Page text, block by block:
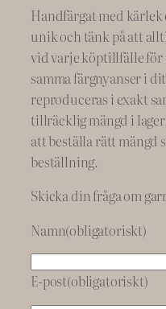
Handfärgat med kärlek
unik och tänk på att
vid varje köptillfälle för
samma färgnyanser i
reproduceras i exakt
tillräcklig mängd i
att beställa rätt mängd
beställning.
Skicka din fråga om
Namn(obligatoriskt)
E-post(obligatoriskt)